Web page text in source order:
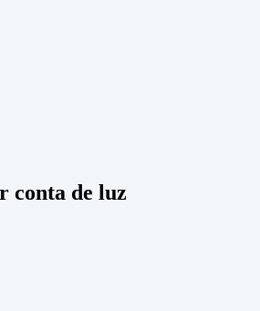
conta de luz